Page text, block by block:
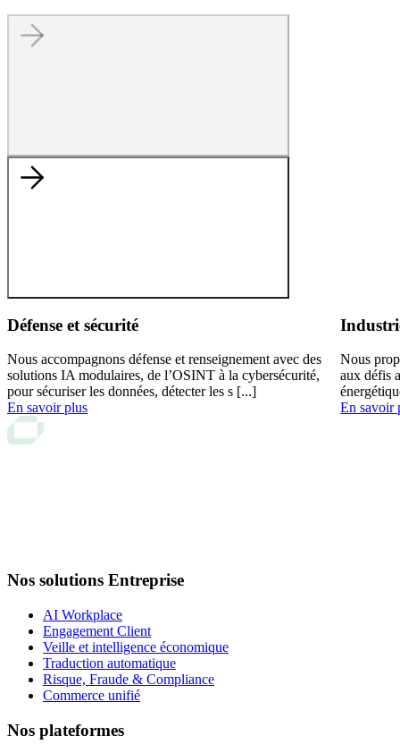
Défense et sécurité
Nous accompagnons défense et renseignement avec des
solutions IA modulaires, de l’OSINT à la cybersécurité,
pour sécuriser les données, détecter les s [...]
En savoir plus
Nous
aux défis
En savoir
Nos solutions Entreprise
AI Workplace
Engagement Client
Veille et intelligence économique
Traduction automatique
Risque, Fraude & Compliance
Commerce unifié
Nos plateformes